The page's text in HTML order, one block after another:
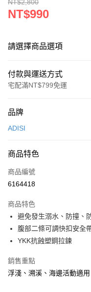
NT$2,800
NT$990
請選擇商品選項
付款與運送方式
宅配滿NT$799免運
信用卡一次付款
Apple Pay
街口支付
Google Pay
全盈+PAY
大哥付你分期
相關說明
1.本服務由台灣大哥大提供，
AFTEE先享後付
品牌
ADISI
商品特色
商品編號
6164418
商品特色
避免發生溺水、防撞、
腹部二條可調快扣安全
YKK抗蝕塑鋼拉鍊
銷售重點
浮淺、溯溪、海邊活動適用